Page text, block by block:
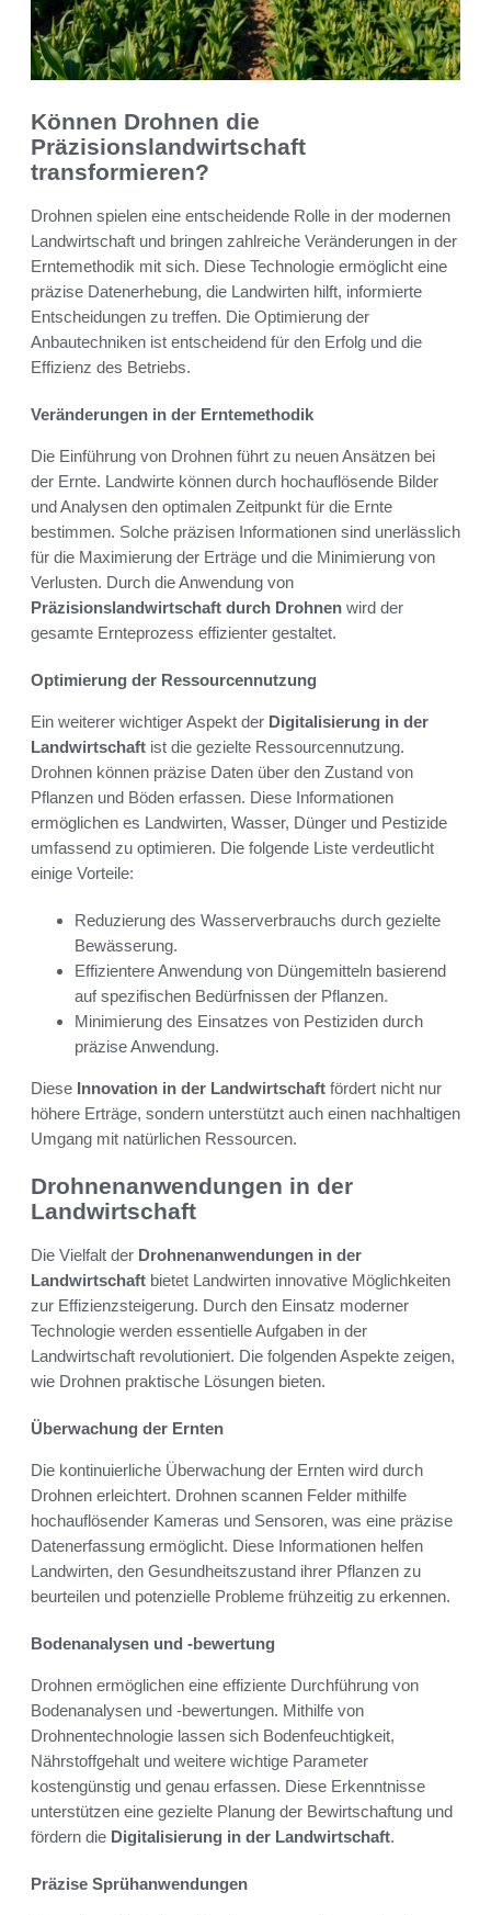
Können Drohnen die
Präzisionslandwirtschaft
transformieren?
Drohnen spielen eine entscheidende Rolle in der modernen
Landwirtschaft und bringen zahlreiche Veränderungen in der
Erntemethodik mit sich. Diese Technologie ermöglicht eine
präzise Datenerhebung, die Landwirten hilft, informierte
Entscheidungen zu treffen. Die Optimierung der
Anbautechniken ist entscheidend für den Erfolg und die
Effizienz des Betriebs.
Veränderungen in der Erntemethodik
Die Einführung von Drohnen führt zu neuen Ansätzen bei
der Ernte. Landwirte können durch hochauflösende Bilder
und Analysen den optimalen Zeitpunkt für die Ernte
bestimmen. Solche präzisen Informationen sind unerlässlich
für die Maximierung der Erträge und die Minimierung von
Verlusten. Durch die Anwendung von
Präzisionslandwirtschaft durch Drohnen wird der
gesamte Ernteprozess effizienter gestaltet.
Optimierung der Ressourcennutzung
Ein weiterer wichtiger Aspekt der Digitalisierung in der
Landwirtschaft ist die gezielte Ressourcennutzung.
Drohnen können präzise Daten über den Zustand von
Pflanzen und Böden erfassen. Diese Informationen
ermöglichen es Landwirten, Wasser, Dünger und Pestizide
umfassend zu optimieren. Die folgende Liste verdeutlicht
einige Vorteile:
Reduzierung des Wasserverbrauchs durch gezielte
Bewässerung.
Effizientere Anwendung von Düngemitteln basierend
auf spezifischen Bedürfnissen der Pflanzen.
Minimierung des Einsatzes von Pestiziden durch
präzise Anwendung.
Diese Innovation in der Landwirtschaft fördert nicht nur
höhere Erträge, sondern unterstützt auch einen nachhaltigen
Umgang mit natürlichen Ressourcen.
Drohnenanwendungen in der
Landwirtschaft
Die Vielfalt der Drohnenanwendungen in der
Landwirtschaft bietet Landwirten innovative Möglichkeiten
zur Effizienzsteigerung. Durch den Einsatz moderner
Technologie werden essentielle Aufgaben in der
Landwirtschaft revolutioniert. Die folgenden Aspekte zeigen,
wie Drohnen praktische Lösungen bieten.
Überwachung der Ernten
Die kontinuierliche Überwachung der Ernten wird durch
Drohnen erleichtert. Drohnen scannen Felder mithilfe
hochauflösender Kameras und Sensoren, was eine präzise
Datenerfassung ermöglicht. Diese Informationen helfen
Landwirten, den Gesundheitszustand ihrer Pflanzen zu
beurteilen und potenzielle Probleme frühzeitig zu erkennen.
Bodenanalysen und -bewertung
Drohnen ermöglichen eine effiziente Durchführung von
Bodenanalysen und -bewertungen. Mithilfe von
Drohnentechnologie lassen sich Bodenfeuchtigkeit,
Nährstoffgehalt und weitere wichtige Parameter
kostengünstig und genau erfassen. Diese Erkenntnisse
unterstützen eine gezielte Planung der Bewirtschaftung und
fördern die Digitalisierung in der Landwirtschaft.
Präzise Sprühanwendungen